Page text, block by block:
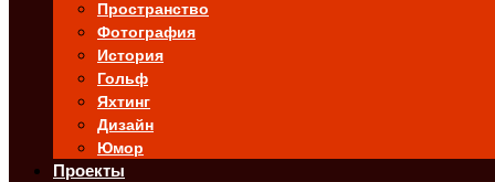
Пространство
Фотография
История
Гольф
Яхтинг
Дизайн
Юмор
Проекты